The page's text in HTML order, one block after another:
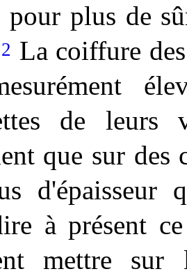
pour plus de
2 La coiffure
de leurs
que sur
d'épaisseur
à présent
mettre sur